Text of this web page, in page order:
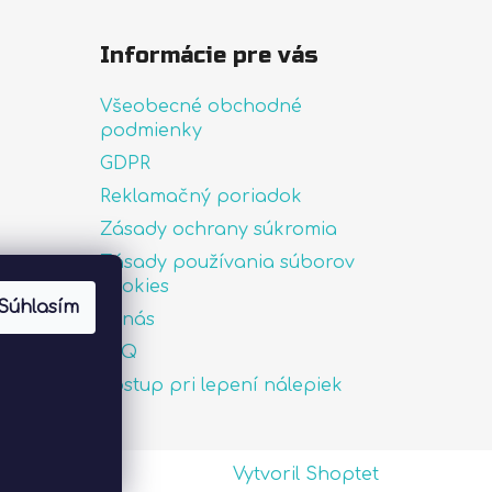
Informácie pre vás
Všeobecné obchodné
podmienky
GDPR
Reklamačný poriadok
Zásady ochrany súkromia
Zásady používania súborov
cookies
O nás
FAQ
Postup pri lepení nálepiek
Vytvoril Shoptet